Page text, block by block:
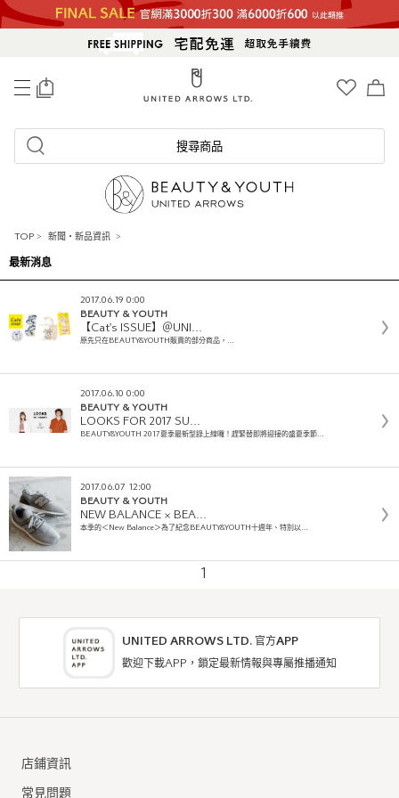
搜尋商品
TOP > 新聞・新品資訊 >
最新消息
2017.06.19 0:00
BEAUTY & YOUTH
【Cat's ISSUE】＠UNI…
原先只在BEAUTY&YOUTH販賣的部分商品，…
2017.06.10 0:00
BEAUTY & YOUTH
LOOKS FOR 2017 SU…
BEAUTY&YOUTH 2017夏季最新型錄上線囉！趕緊替即將迎接的盛夏季節…
2017.06.07 12:00
BEAUTY & YOUTH
NEW BALANCE × BEA…
本季的＜New Balance＞為了紀念BEAUTY&YOUTH十週年、特別以…
UNITED ARROWS LTD. 官方APP
歡迎下載APP，鎖定最新情報與專屬推播通知
店鋪資訊
常見問題